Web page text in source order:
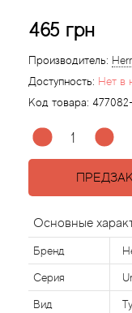
465 грн
Производитель:
Доступность: Нет в
Код товара:
Основные
Бренд
Серия
Вид
Agonist
Aigner
Aj Arabia (Widian)
Al Haramain
Al Jazeera